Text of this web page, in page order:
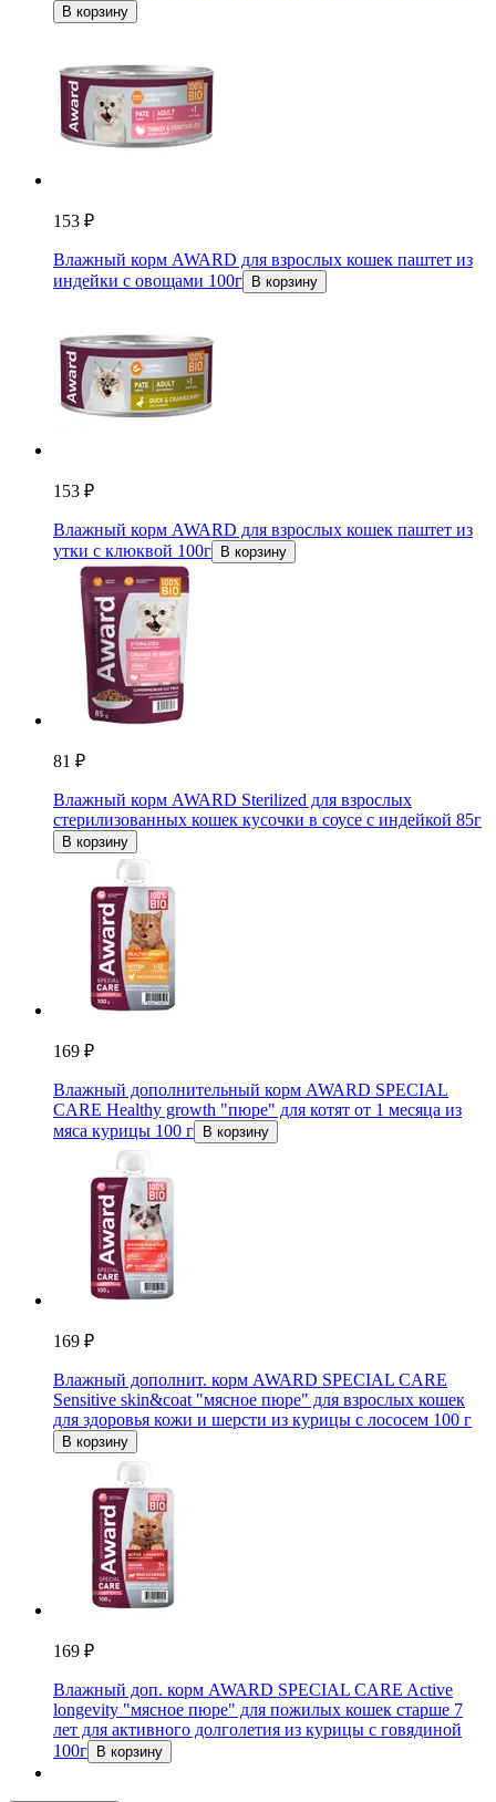
В корзину
153 ₽
Влажный корм AWARD для взрослых кошек паштет из
индейки с овощами 100г В корзину
153 ₽
Влажный корм AWARD для взрослых кошек паштет из
утки с клюквой 100г В корзину
81 ₽
Влажный корм AWARD Sterilized для взрослых
стерилизованных кошек кусочки в соусе с индейкой 85г
В корзину
169 ₽
Влажный дополнительный корм AWARD SPECIAL
CARE Healthy growth "пюре" для котят от 1 месяца из
мяса курицы 100 г В корзину
169 ₽
Влажный дополнит. корм AWARD SPECIAL CARE
Sensitive skin&coat "мясное пюре" для взрослых кошек
для здоровья кожи и шерсти из курицы с лососем 100 г
В корзину
169 ₽
Влажный доп. корм AWARD SPECIAL CARE Active
longevity "мясное пюре" для пожилых кошек старше 7
лет для активного долголетия из курицы с говядиной
100г В корзину